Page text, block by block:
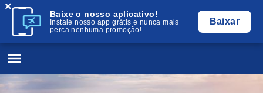
Baixe o nosso aplicativo!
Instale nosso app grátis e nunca mais
perca nenhuma promoção!
Baixar
×